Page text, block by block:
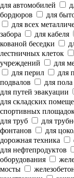
для автомобилей
бордюров
для
для всех
забора
для кабеля
кованой беседки
лестничных клеток
учреждений
для
для перил
для
подвалов
для пола
для путей эвакуации
для складских
спортивных
для труб
для
фонтанов
для
дорожная техника
для нефтепродуктов
оборудования
мосты